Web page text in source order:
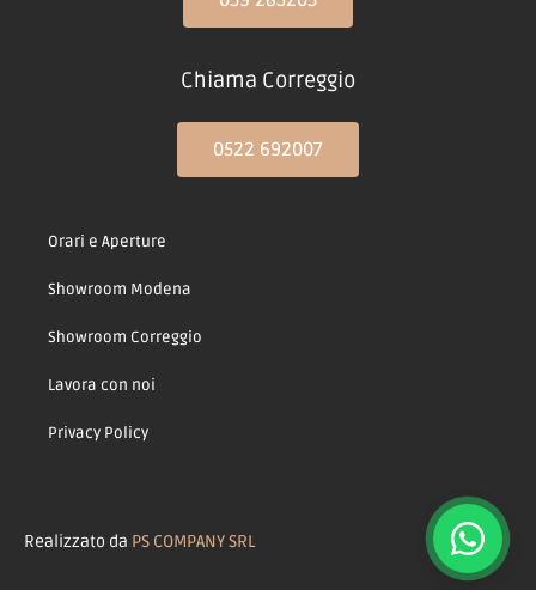
Chiama Correggio
0522 692007
Orari e Aperture
Showroom Modena
Showroom Correggio
Lavora con noi
Privacy Policy
Realizzato da PS COMPANY SRL